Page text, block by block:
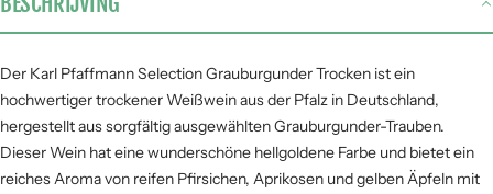
Gerijpte kazen 3 / 5
Pasta
Vis &
zeevruchten
SMAAKPROFIEL
Der Karl Pfaffmann Selection Grauburgunder Trocken ist ein
hochwertiger trockener Weißwein aus der Pfalz in Deutschland,
hergestellt aus sorgfältig ausgewählten Grauburgunder-Trauben.
Dieser Wein hat eine wunderschöne hellgoldene Farbe und bietet ein
reiches Aroma von reifen Pfirsichen, Aprikosen und gelben Äpfeln mit